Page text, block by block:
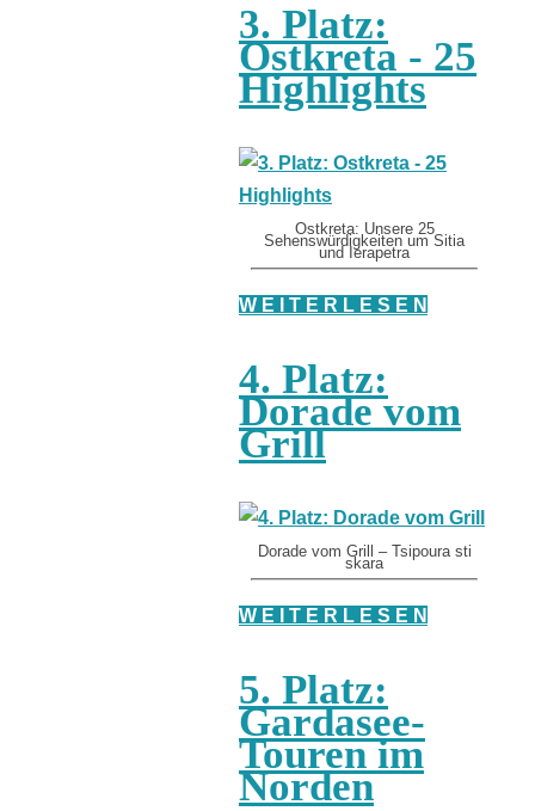
3. Platz:
Ostkreta - 25
Highlights
Ostkreta: Unsere 25
Sehenswürdigkeiten um Sitia
und Ierapetra
W E I T E R L E S E N
4. Platz:
Dorade vom
Grill
Dorade vom Grill – Tsipoura sti
skara
W E I T E R L E S E N
5. Platz:
Gardasee-
Touren im
Norden